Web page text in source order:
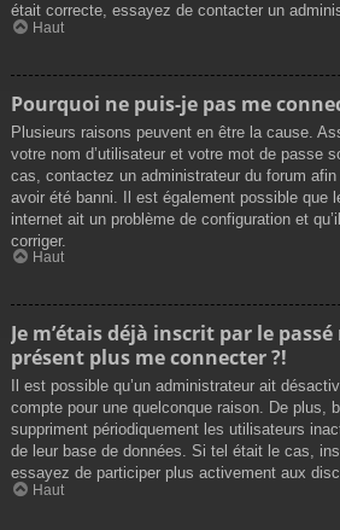
était correcte, essayez de contacter un
Haut
Pourquoi ne puis-je pas me
Plusieurs raisons peuvent en être la cause.
votre nom d’utilisateur et votre mot de passe
cas, contactez un administrateur du forum
avoir été banni. Il est également possible que
internet ait un problème de configuration et
corriger.
Haut
Je m’étais déjà inscrit par le
présent plus me connecter ?!
Il est possible qu’un administrateur ait
compte pour une quelconque raison. De plus,
suppriment périodiquement les utilisateurs
de leur base de données. Si tel était le cas,
essayez de participer plus activement aux
Haut